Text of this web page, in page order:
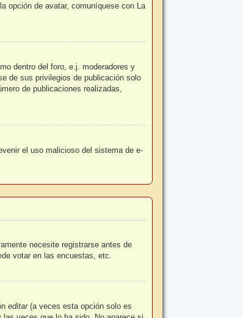
opción de avatar, comuníquese con La
dentro del foro, e.j. moderadores y
de sus privilegios de publicación solo
de publicaciones realizadas,
el uso malicioso del sistema de e-
necesite registrarse antes de
votar en las encuestas, etc.
editar(a veces esta opción solo es